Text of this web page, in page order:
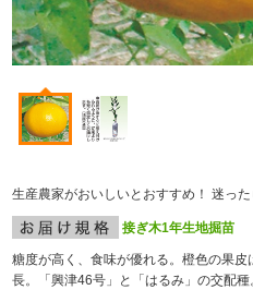
生産農家がおいしいとおすすめ！ 迷った
接ぎ木1年生地掘苗
糖度が高く、食味が優れる。橙色の果
長。「興津46号」と「はるみ」の交配